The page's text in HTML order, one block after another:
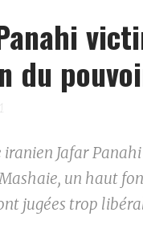
du
iranien Jafar
un haut
jugées trop